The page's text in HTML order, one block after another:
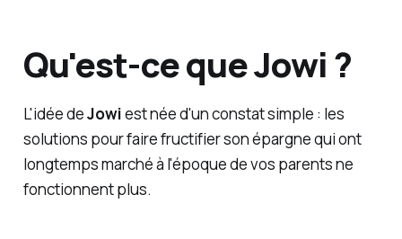
Qu'est-ce que Jowi ?
L'idée deJowiest née d'un constat simple : les
solutions pour faire fructifier son épargne qui ont
longtemps marché à l'époque de vos parents ne
fonctionnent plus.